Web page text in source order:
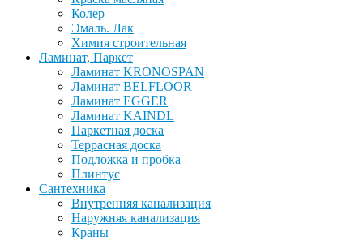
Колер
Эмаль. Лак
Химия строительная
Ламинат, Паркет
Ламинат KRONOSPAN
Ламинат BELFLOOR
Ламинат EGGER
Ламинат KAINDL
Паркетная доска
Террасная доска
Подложка и пробка
Плинтус
Сантехника
Внутренняя канализация
Наружняя канализация
Краны